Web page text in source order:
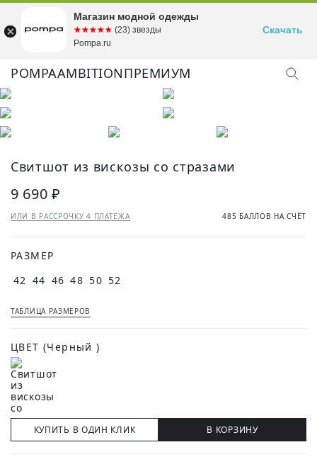
POMPAAMBITIONПРЕМИУМ
Свитшот из вискозы со стразами
9 690 ₽
ИЛИ В РАССРОЧКУ 4 ПЛАТЕЖА 485 БАЛЛОВ НА СЧЁТ
РАЗМЕР
42 44 46 48 50 52
ТАБЛИЦА РАЗМЕРОВ
ЦВЕТ (Черный )
КУПИТЬ В ОДИН КЛИК В КОРЗИНУ
Магазин модной одежды
☆☆☆☆☆
★★★★★ (23) звезды
Pompa.ru
Скачать